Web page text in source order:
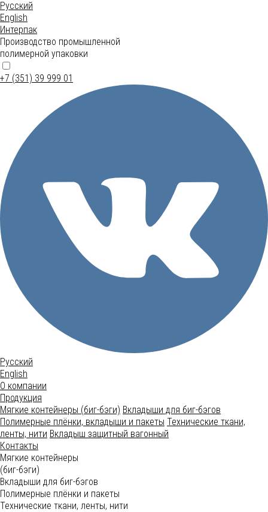
Русский
English
Интерпак
Производство промышленной
полимерной упаковки
+7 (351) 39 999 01
Русский
English
О компании
Продукция
Мягкие контейнеры (биг-бэги) Вкладыши для биг-бэгов
Полимерные плёнки, вкладыши и пакеты Технические ткани,
ленты, нити Вкладыш защитный вагонный
Контакты
Мягкие контейнеры
(биг-бэги)
Вкладыши для биг-бэгов
Полимерные плёнки и пакеты
Технические ткани, ленты, нити